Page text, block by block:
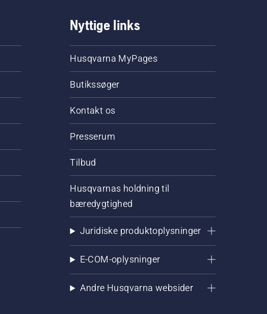
Nyttige links
Husqvarna MyPages
Butikssøger
Kontakt os
Presserum
Tilbud
Husqvarnas holdning til
bæredygtighed
Juridiske produktoplysninger
E-COM-oplysninger
Andre Husqvarna websider